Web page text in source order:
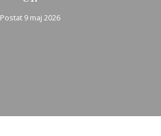
Postat 9 maj 2026